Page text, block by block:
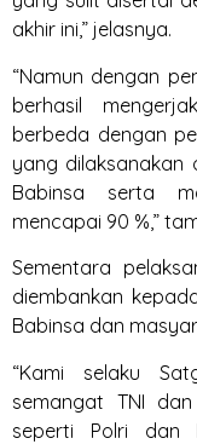
akhir ini,” jelasnya.
“Namun dengan
berhasil
berbeda dengan
yang dilaksanakan
Babinsa serta
mencapai 90 %,”
Sementara
diembankan
Babinsa dan
“Kami selaku
semangat TNI
seperti Polri dan